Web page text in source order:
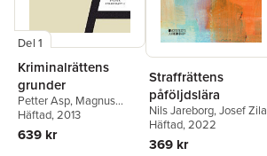
Del 1
Kriminalrättens
grunder
Petter Asp, Magnus
Ulväng,Nils Jareborg
Häftad, 2013
639 kr
Straffrättens
påföljdslära
Nils Jareborg,Josef Zila
Häftad, 2022
369 kr